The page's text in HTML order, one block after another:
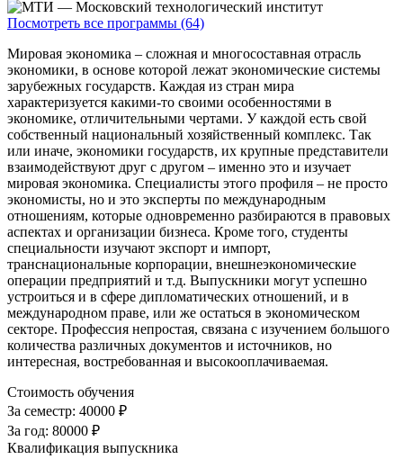
Посмотреть все программы (64)
Мировая экономика – сложная и многосоставная отрасль
экономики, в основе которой лежат экономические системы
зарубежных государств. Каждая из стран мира
характеризуется какими-то своими особенностями в
экономике, отличительными чертами. У каждой есть свой
собственный национальный хозяйственный комплекс. Так
или иначе, экономики государств, их крупные представители
взаимодействуют друг с другом – именно это и изучает
мировая экономика. Специалисты этого профиля – не просто
экономисты, но и это эксперты по международным
отношениям, которые одновременно разбираются в правовых
аспектах и организации бизнеса. Кроме того, студенты
специальности изучают экспорт и импорт,
транснациональные корпорации, внешнеэкономические
операции предприятий и т.д. Выпускники могут успешно
устроиться и в сфере дипломатических отношений, и в
международном праве, или же остаться в экономическом
секторе. Профессия непростая, связана с изучением большого
количества различных документов и источников, но
интересная, востребованная и высокооплачиваемая.
Стоимость обучения
За семестр: 40000 ₽
За год: 80000 ₽
Квалификация выпускника